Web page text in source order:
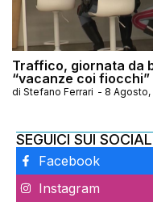
Traffico, giornata da
“vacanze coi fiocchi”
di Stefano Ferrari - 8 Agosto,
SEGUICI SUI SOCIAL
Facebook
Instagram